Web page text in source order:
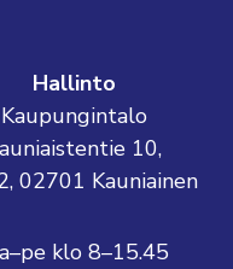
Hallinto
Kaupungintalo
10,
02701 Kauniainen
klo 8–15.45